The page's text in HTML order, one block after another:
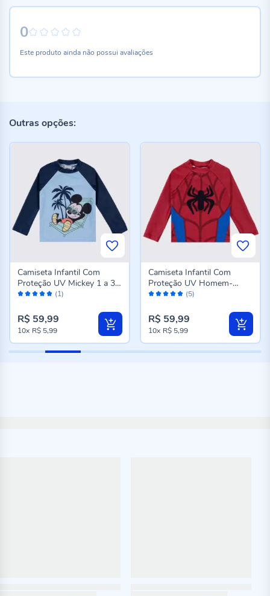
0
Este produto ainda não possui avaliações
Outras opções:
Avaliação: (1)
Camiseta Infantil Com
Proteção UV Mickey 1 a 3
Anos Disney Azul
R$ 59,99
10x R$ 5,99
Avaliação: (5)
Camiseta Infantil Com
Proteção UV Homem-
Aranha 1 a 3 Anos Marvel
R$ 59,99
10x R$ 5,99